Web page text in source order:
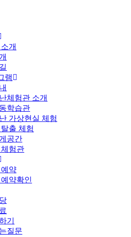
개
램
체험관 소개
학습관
가상현실 체험
출 체험
공간
험관
약
약확인
기
질문